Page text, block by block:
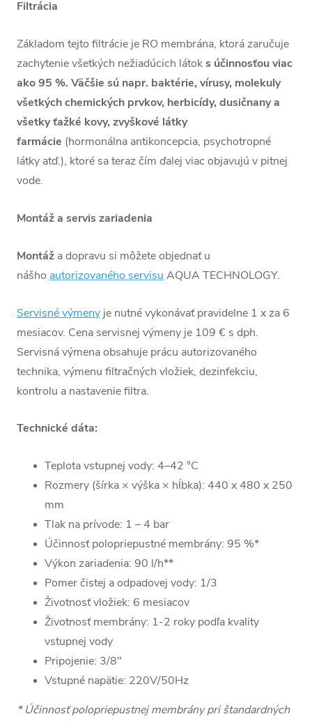
Filtrácia
Základom tejto filtrácie je RO membrána, ktorá zaručuje
zachytenie všetkých nežiadúcich látoks účinnosťou viac
ako 95 %. Väčšie sú napr. baktérie, vírusy, molekuly
všetkých chemických prvkov, herbicídy, dusičnany a
všetky ťažké kovy, zvyškové látky
farmácie (hormonálna antikoncepcia, psychotropné
látky atď.), ktoré sa teraz čím ďalej viac objavujú v pitnej
vode.
Montáž a servis zariadenia
Montáž a dopravu si môžete objednať u
nášho autorizovaného servisu AQUA TECHNOLOGY.
Servisné výmeny je nutné vykonávať pravidelne 1 x za 6
mesiacov. Cena servisnej výmeny je 109 € s dph.
Servisná výmena obsahuje prácu autorizovaného
technika, výmenu filtračných vložiek, dezinfekciu,
kontrolu a nastavenie filtra.
Technické dáta:
Teplota vstupnej vody: 4–42 °C
Rozmery (šírka × výška × hĺbka): 440 x 480 x 250
mm
Tlak na prívode: 1 – 4 bar
Účinnosť polopriepustné membrány: 95 %*
Výkon zariadenia: 90 l/h**
Pomer čistej a odpadovej vody: 1/3
Životnosť vložiek: 6 mesiacov
Životnosť membrány: 1-2 roky podľa kvality
vstupnej vody
Pripojenie: 3/8"
Vstupné napätie: 220V/50Hz
* Účinnosť polopriepustnej membrány pri štandardných